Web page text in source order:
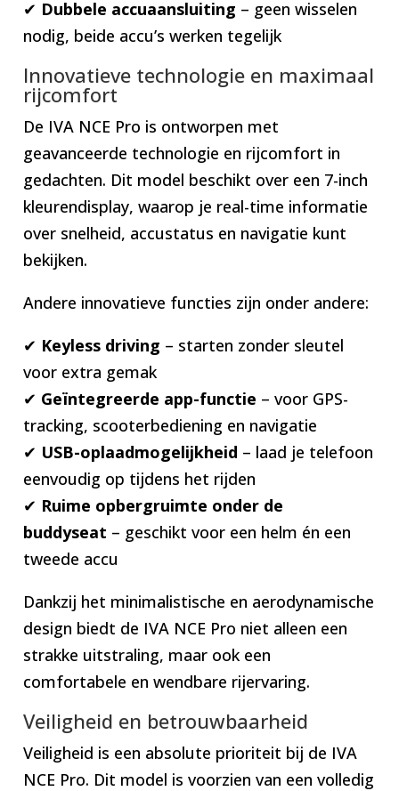
✔ Dubbele accuaansluiting – geen wisselen
nodig, beide accu’s werken tegelijk
Innovatieve technologie en maximaal
rijcomfort
De IVA NCE Pro is ontworpen met
geavanceerde technologie en rijcomfort in
gedachten. Dit model beschikt over een 7-inch
kleurendisplay, waarop je real-time informatie
over snelheid, accustatus en navigatie kunt
bekijken.
Andere innovatieve functies zijn onder andere:
✔ Keyless driving – starten zonder sleutel
voor extra gemak
✔ Geïntegreerde app-functie – voor GPS-
tracking, scooterbediening en navigatie
✔ USB-oplaadmogelijkheid – laad je telefoon
eenvoudig op tijdens het rijden
✔ Ruime opbergruimte onder de
buddyseat – geschikt voor een helm én een
tweede accu
Dankzij het minimalistische en aerodynamische
design biedt de IVA NCE Pro niet alleen een
strakke uitstraling, maar ook een
comfortabele en wendbare rijervaring.
Veiligheid en betrouwbaarheid
Veiligheid is een absolute prioriteit bij de IVA
NCE Pro. Dit model is voorzien van een volledig